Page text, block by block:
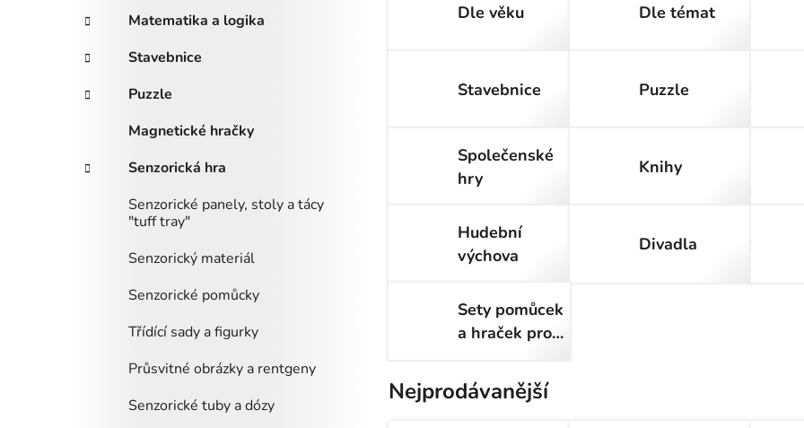
p
a
e
Matematika a logika
Stavebnice
Puzzle
Magnetické hračky
Senzorická hra
Senzorické panely, stoly a tácy
"tuff tray"
Senzorický materiál
Senzorické pomůcky
Třídící sady a figurky
Průsvitné obrázky a rentgeny
Senzorické tuby a dózy
Dle věku Dle témat
Stavebnice Puzzle
Společenské
hry
Knihy
Hudební
výchova
Divadla
Sety pomůcek
a hraček pro
Nejprodávanější